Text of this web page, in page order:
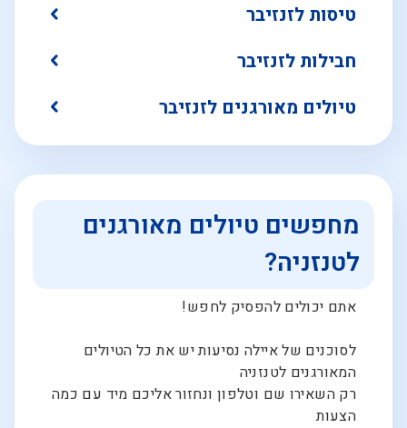
טיסות לזנזיבר
חבילות לזנזיבר
טיולים מאורגנים לזנזיבר
מחפשים טיולים מאורגנים
לטנזניה?
אתם יכולים להפסיק לחפש!
לסוכנים של איילה נסיעות יש את כל הטיולים
המאורגנים לטנזניה
רק השאירו שם וטלפון ונחזור אליכם מיד עם כמה
הצעות